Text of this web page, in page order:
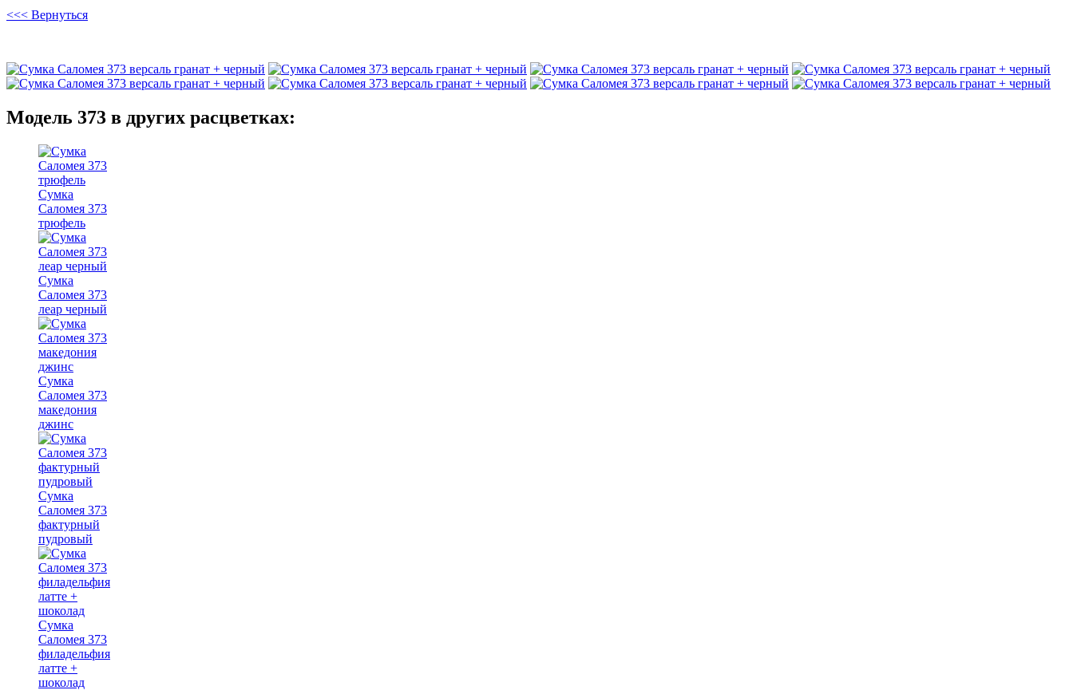
<<< Вернуться
Модель 373 в других расцветках:
Сумка
Саломея 373
трюфель
Сумка
Саломея 373
леар черный
Сумка
Саломея 373
македония
джинс
Сумка
Саломея 373
фактурный
пудровый
Сумка
Саломея 373
филадельфия
латте +
шоколад